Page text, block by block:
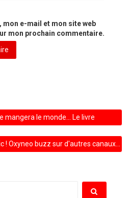
mon e-mail et mon site web
mon prochain commentaire.
mangera le monde… Le livre
! Oxyneo buzz sur d'autres canaux…